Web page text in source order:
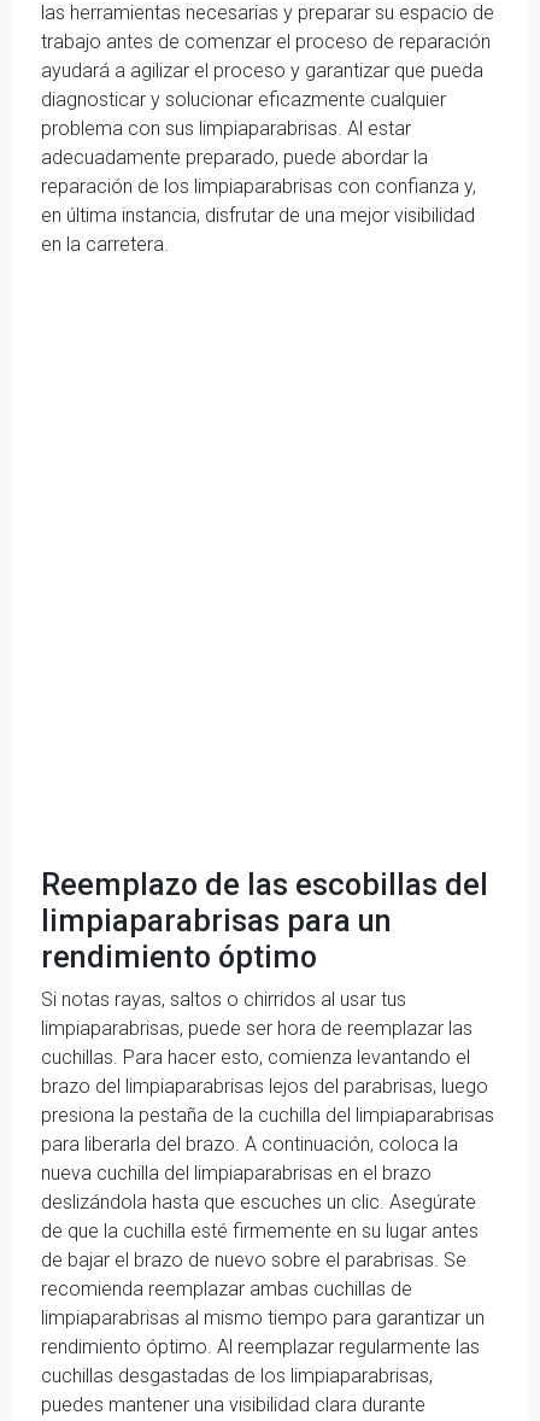
las herramientas necesarias y preparar su espacio de
trabajo antes de comenzar el proceso de reparación
ayudará a agilizar el proceso y garantizar que pueda
diagnosticar y solucionar eficazmente cualquier
problema con sus limpiaparabrisas. Al estar
adecuadamente preparado, puede abordar la
reparación de los limpiaparabrisas con confianza y,
en última instancia, disfrutar de una mejor visibilidad
en la carretera.
Reemplazo de las escobillas del
limpiaparabrisas para un
rendimiento óptimo
Si notas rayas, saltos o chirridos al usar tus
limpiaparabrisas, puede ser hora de reemplazar las
cuchillas. Para hacer esto, comienza levantando el
brazo del limpiaparabrisas lejos del parabrisas, luego
presiona la pestaña de la cuchilla del limpiaparabrisas
para liberarla del brazo. A continuación, coloca la
nueva cuchilla del limpiaparabrisas en el brazo
deslizándola hasta que escuches un clic. Asegúrate
de que la cuchilla esté firmemente en su lugar antes
de bajar el brazo de nuevo sobre el parabrisas. Se
recomienda reemplazar ambas cuchillas de
limpiaparabrisas al mismo tiempo para garantizar un
rendimiento óptimo. Al reemplazar regularmente las
cuchillas desgastadas de los limpiaparabrisas,
puedes mantener una visibilidad clara durante